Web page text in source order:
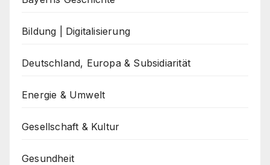
Bildung | Digitalisierung
Deutschland, Europa & Subsidiarität
Energie & Umwelt
Gesellschaft & Kultur
Gesundheit